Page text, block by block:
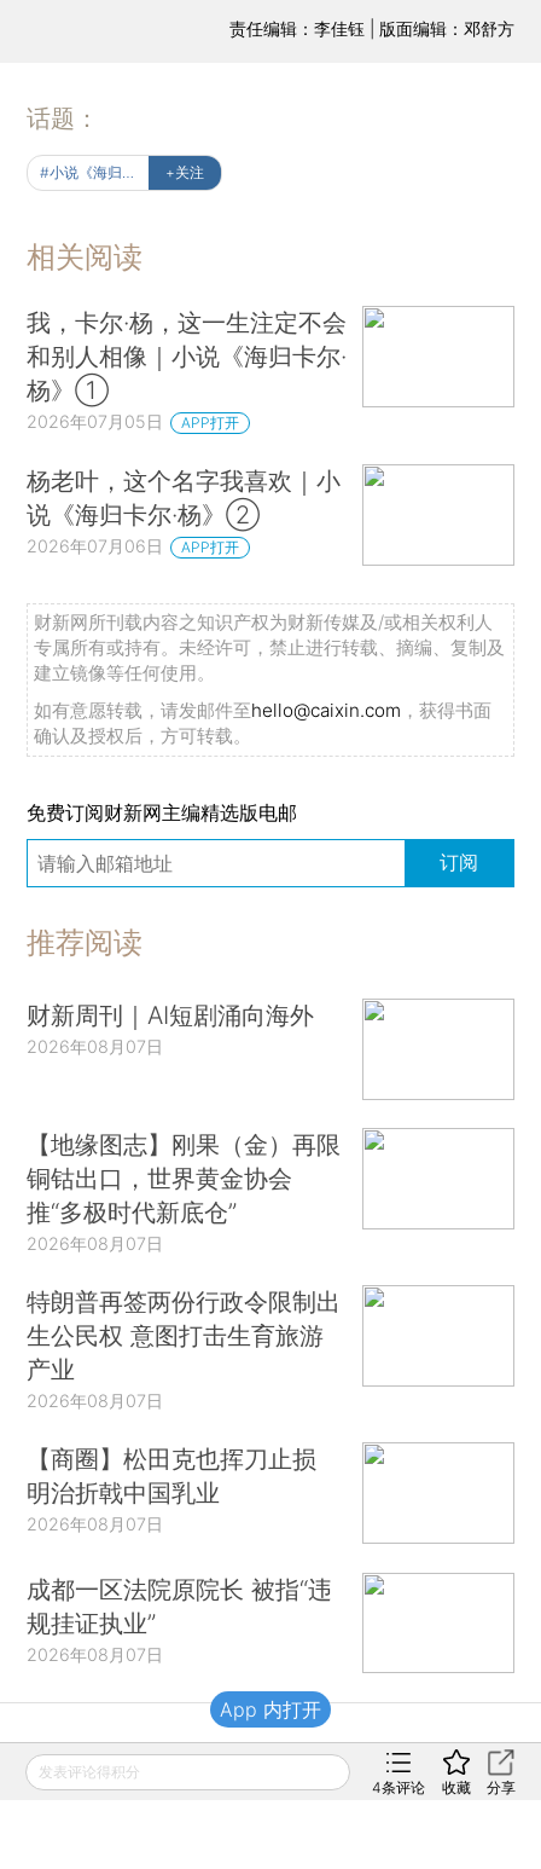
责任编辑：李佳钰 | 版面编辑：邓舒方
话题：
+关注
相关阅读
我，卡尔·杨，这一生注定不会
和别人相像｜小说《海归卡尔·
杨》①
2026年07月05日 APP打开
杨老叶，这个名字我喜欢｜小
说《海归卡尔·杨》②
2026年07月06日 APP打开
财新网所刊载内容之知识产权为财新传媒及/或相关权利人
专属所有或持有。未经许可，禁止进行转载、摘编、复制及
建立镜像等任何使用。
如有意愿转载，请发邮件至hello@caixin.com ，获得书面
确认及授权后，方可转载。
免费订阅财新网主编精选版电邮
订阅
推荐阅读
财新周刊｜AI短剧涌向海外
2026年08月07日
【地缘图志】刚果（金）再限
铜钴出口，世界黄金协会
推“多极时代新底仓”
2026年08月07日
特朗普再签两份行政令限制出
生公民权 意图打击生育旅游
产业
2026年08月07日
【商圈】松田克也挥刀止损
明治折戟中国乳业
2026年08月07日
成都一区法院原院长 被指“违
规挂证执业”
2026年08月07日
财新移动
发表评论得积分
4条评论 收藏 分享
App 内打开